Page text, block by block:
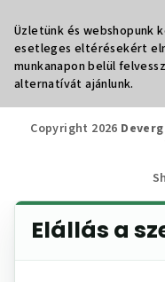
Üzletünk és webshopunk
esetleges eltérésekért
munkanapon belül
alternatívát ajánlunk.
Copyright 2026
Elállás a